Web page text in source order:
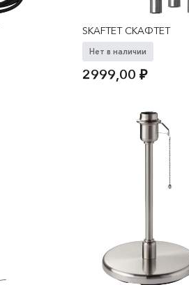
SKAFTET СКАФТЕТ
Нет в наличии
2999,00 ₽